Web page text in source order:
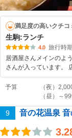
満足度の高いクチコ
生駒:ランチ
4.0 旅行時
居酒屋さんメインのよ
さんが入っています。
予算
（夜）
（昼）～
9 音の花温泉